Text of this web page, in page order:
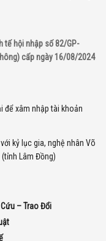
tế hội nhập số 82/GP-
cấp ngày 16/08/2024
để xâm nhập tài khoản
kỷ lục gia, nghệ nhân Võ
Lâm Đồng)
– Trao Đổi